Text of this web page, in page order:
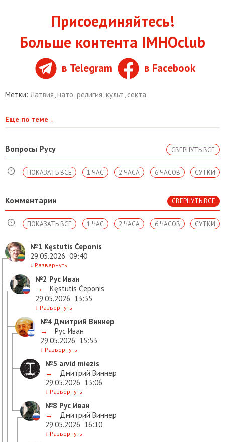
Присоединяйтесь!
Больше контента IMHOclub
в Telegram в Facebook
Метки: Латвия нато религия культ секта
Еще по теме ↓
Вопросы Русу СВЕРНУТЬ ВСЕ
СУТКИ
6 ЧАСОВ
2 ЧАСА
1 ЧАС
ПОКАЗАТЬ ВСЕ
Комментарии СВЕРНУТЬ ВСЕ
СУТКИ
6 ЧАСОВ
2 ЧАСА
1 ЧАС
ПОКАЗАТЬ ВСЕ
№1 Kęstutis Čeponis
29.05.2026 09:40
↓ Развернуть
№2 Рус Иван
→
Kęstutis Čeponis
29.05.2026 13:35
↓ Развернуть
№4 Дмитрий Виннер
→
Рус Иван
29.05.2026 15:53
↓ Развернуть
№5 arvid miezis
→
Дмитрий Виннер
29.05.2026 13:06
↓ Развернуть
№8 Рус Иван
→
Дмитрий Виннер
29.05.2026 16:10
↓ Развернуть